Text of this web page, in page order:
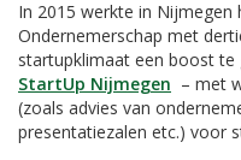
In 2015 werkte in Nijmegen
Ondernemerschap met
startupklimaat een boost te
StartUp Nijmegen – met
(zoals advies van
presentatiezalen etc.) voor